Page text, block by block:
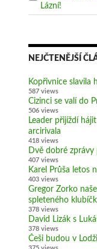
Lázní!
NEJČTENĚJŠÍ
Kopřivnice slavila
587 views
Cizinci se valí do
506 views
Leader přijíždí
arcirivala
418 views
Dvě dobré zprávy
407 views
Karel Průša letos
403 views
Gregor Zorko
spleteného
378 views
David Lizák s
378 views
Češi budou v